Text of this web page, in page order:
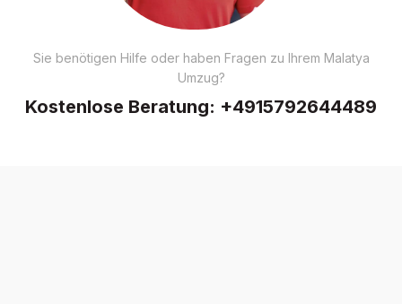
Sie benötigen Hilfe oder haben Fragen zu Ihrem Malatya
Umzug?
Kostenlose Beratung: +4915792644489